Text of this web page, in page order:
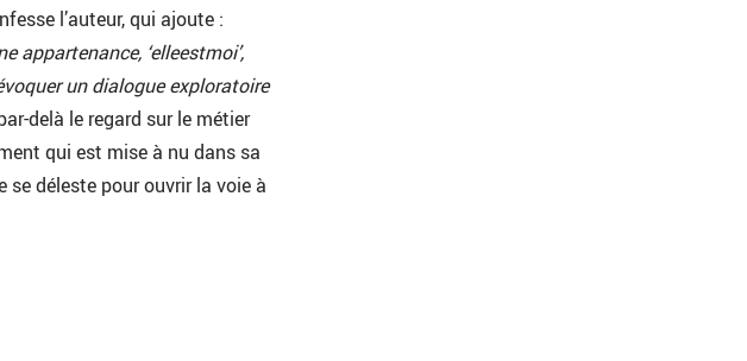
l’auteur, qui ajoute :
appartenance, ‘elleestmoi’,
un dialogue exploratoire
delà le regard sur le métier
qui est mise à nu dans sa
déleste pour ouvrir la voie à